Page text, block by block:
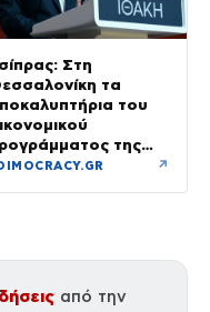
Στη
τα
του
της
DIMOCRACY.GR ↗
από την